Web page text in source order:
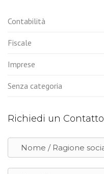
Contabilità
Fiscale
Imprese
Senza categoria
Richiedi un Contatto